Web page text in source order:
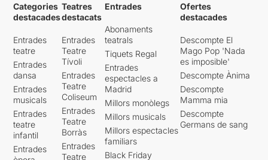
Categories
destacades
Entrades
teatre
Entrades
dansa
Entrades
musicals
Entrades
teatre
infantil
Entrades
Teatres
destacats
Entrades
Teatre
Tívoli
Entrades
Teatre
Coliseum
Entrades
Teatre
Borràs
Entrades
Teatre
Entrades
Abonaments
teatrals
Tiquets Regal
Entrades
espectacles a
Madrid
Millors monòlegs
Millors musicals
Millors espectacles
familiars
Black Friday
Ofertes
destacades
Descompte El
Mago Pop 'Nada
es imposible'
Descompte Ànima
Descompte
Mamma mia
Descompte
Germans de sang